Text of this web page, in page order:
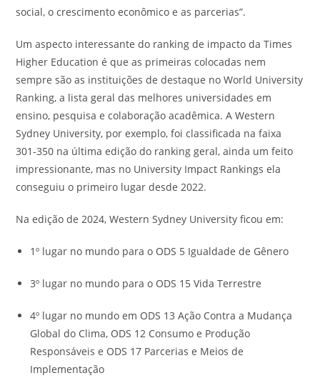
social, o crescimento econômico e as parcerias”.
Um aspecto interessante do ranking de impacto da Times
Higher Education é que as primeiras colocadas nem
sempre são as instituições de destaque no World University
Ranking, a lista geral das melhores universidades em
ensino, pesquisa e colaboração acadêmica. A Western
Sydney University, por exemplo, foi classificada na faixa
301-350 na última edição do ranking geral, ainda um feito
impressionante, mas no University Impact Rankings ela
conseguiu o primeiro lugar desde 2022.
Na edição de 2024, Western Sydney University ficou em:
1º lugar no mundo para o ODS 5 Igualdade de Gênero
3º lugar no mundo para o ODS 15 Vida Terrestre
4º lugar no mundo em ODS 13 Ação Contra a Mudança
Global do Clima, ODS 12 Consumo e Produção
Responsáveis e ODS 17 Parcerias e Meios de
Implementação